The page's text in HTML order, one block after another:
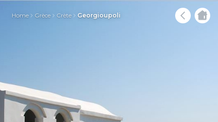
Home Grèce Crète Georgioupoli